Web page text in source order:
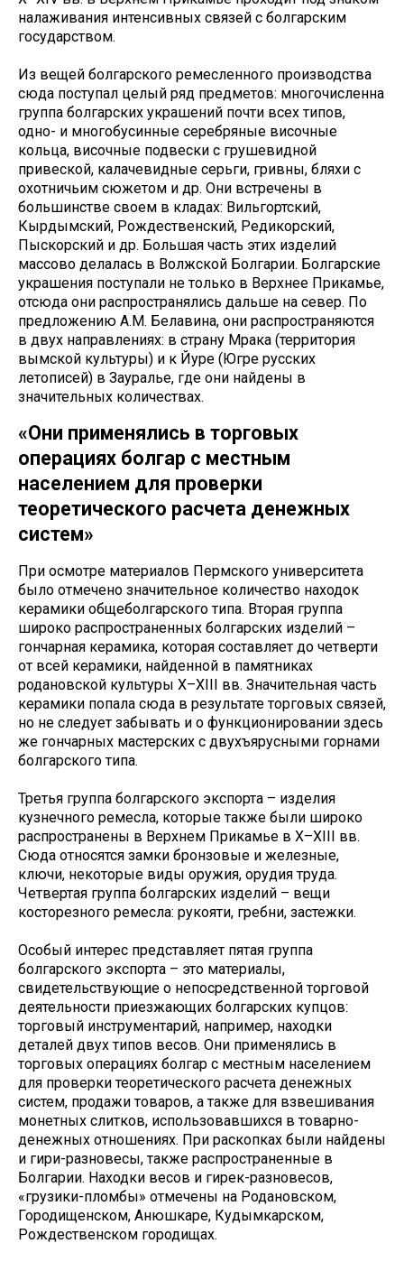
налаживания интенсивных связей с болгарским
государством.
Из вещей болгарского ремесленного производства
сюда поступал целый ряд предметов: многочисленна
группа болгарских украшений почти всех типов,
одно- и многобусинные серебряные височные
кольца, височные подвески с грушевидной
привеской, калачевидные серьги, гривны, бляхи с
охотничьим сюжетом и др. Они встречены в
большинстве своем в кладах: Вильгортский,
Кырдымский, Рождественский, Редикорский,
Пыскорский и др. Большая часть этих изделий
массово делалась в Волжской Болгарии. Болгарские
украшения поступали не только в Верхнее Прикамье,
отсюда они распространялись дальше на север. По
предложению А.М. Белавина, они распространяются
в двух направлениях: в страну Мрака (территория
вымской культуры) и к Йуре (Югре русских
летописей) в Зауралье, где они найдены в
значительных количествах.
«Они применялись в торговых
операциях болгар с местным
населением для проверки
теоретического расчета денежных
систем»
При осмотре материалов Пермского университета
было отмечено значительное количество находок
керамики общеболгарского типа. Вторая группа
широко распространенных болгарских изделий –
гончарная керамика, которая составляет до четверти
от всей керамики, найденной в памятниках
родановской культуры X–XIII вв. Значительная часть
керамики попала сюда в результате торговых связей,
но не следует забывать и о функционировании здесь
же гончарных мастерских с двухъярусными горнами
болгарского типа.
Третья группа болгарского экспорта – изделия
кузнечного ремесла, которые также были широко
распространены в Верхнем Прикамье в X–XIII вв.
Сюда относятся замки бронзовые и железные,
ключи, некоторые виды оружия, орудия труда.
Четвертая группа болгарских изделий – вещи
косторезного ремесла: рукояти, гребни, застежки.
Особый интерес представляет пятая группа
болгарского экспорта – это материалы,
свидетельствующие о непосредственной торговой
деятельности приезжающих болгарских купцов:
торговый инструментарий, например, находки
деталей двух типов весов. Они применялись в
торговых операциях болгар с местным населением
для проверки теоретического расчета денежных
систем, продажи товаров, а также для взвешивания
монетных слитков, использовавшихся в товарно-
денежных отношениях. При раскопках были найдены
и гири-разновесы, также распространенные в
Болгарии. Находки весов и гирек-разновесов,
«грузики-пломбы» отмечены на Родановском,
Городищенском, Анюшкаре, Кудымкарском,
Рождественском городищах.